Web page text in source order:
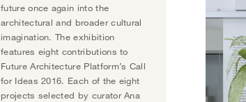
future once again into the
architectural and broader cultural
imagination. The exhibition
features eight contributions to
Future Architecture Platform’s Call
for Ideas 2016. Each of the eight
projects selected by curator Ana